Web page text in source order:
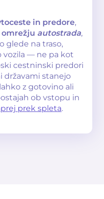
in predore,
autostrada,
glede na traso,
vozila — ne pa kot
cestninski predori
državami stanejo
z gotovino ali
ob vstopu in
prek spleta.